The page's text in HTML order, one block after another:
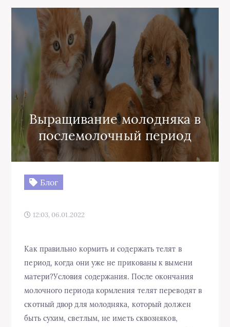
Выращивание молодняка в
послемолочный период
Блог
12:03, 06.01.2022
Как правильно кормить и содержать телят в
период, когда они уже не прикованы к вымени
матери?Условия содержания. После окончания
молочного периода кормления телят переводят в
скотный двор для молодняка, который должен
быть сухим, светлым, не иметь сквозняков,